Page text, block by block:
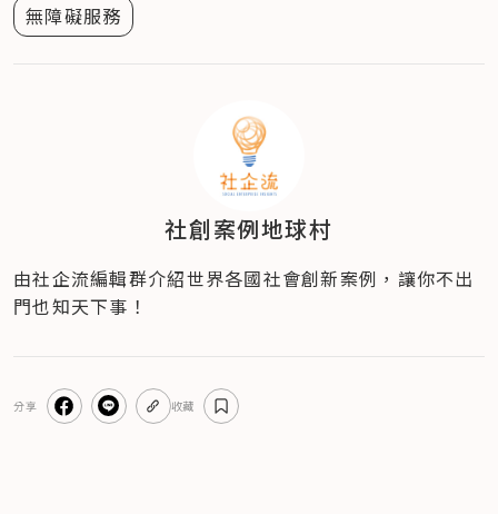
無障礙服務
社創案例地球村
由社企流編輯群介紹世界各國社會創新案例，讓你不出
門也知天下事！
分享 收藏